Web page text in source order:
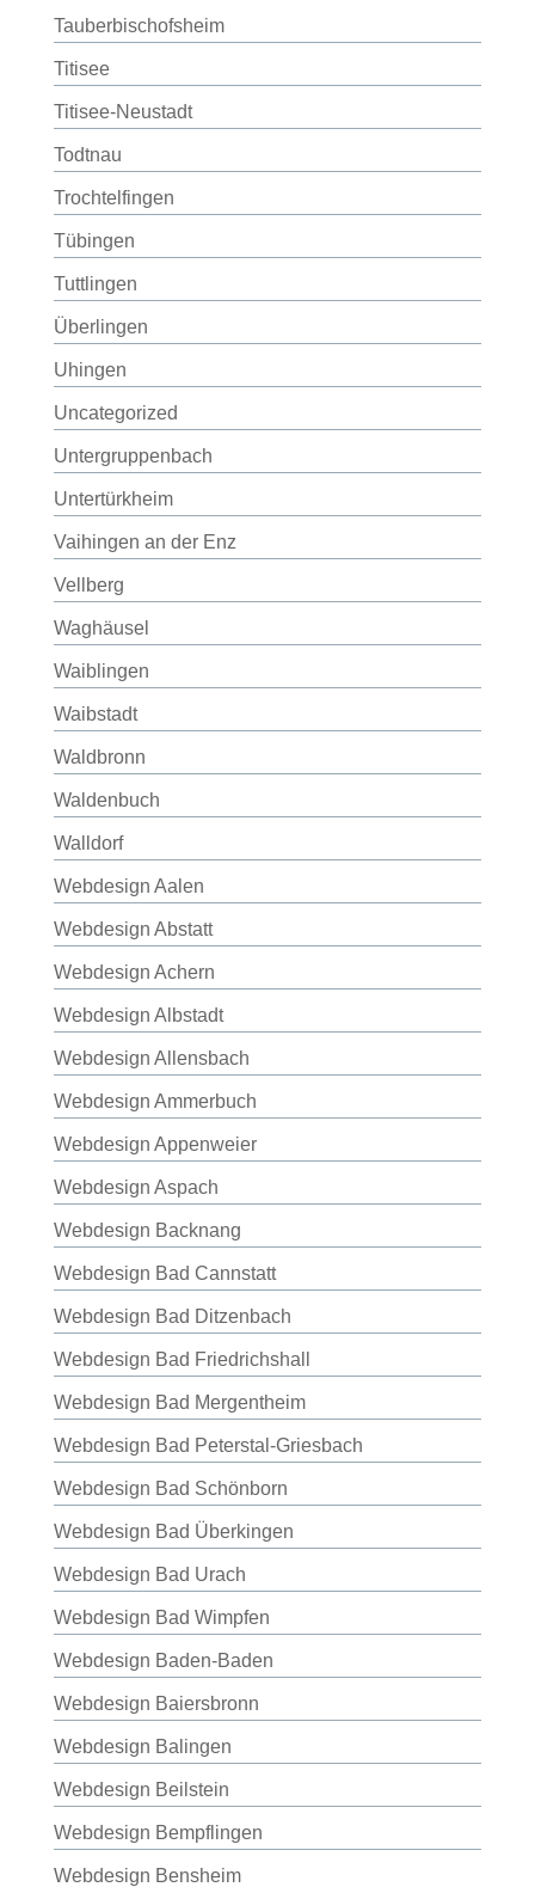
Tauberbischofsheim
Titisee
Titisee-Neustadt
Todtnau
Trochtelfingen
Tübingen
Tuttlingen
Überlingen
Uhingen
Uncategorized
Untergruppenbach
Untertürkheim
Vaihingen an der Enz
Vellberg
Waghäusel
Waiblingen
Waibstadt
Waldbronn
Waldenbuch
Walldorf
Webdesign Aalen
Webdesign Abstatt
Webdesign Achern
Webdesign Albstadt
Webdesign Allensbach
Webdesign Ammerbuch
Webdesign Appenweier
Webdesign Aspach
Webdesign Backnang
Webdesign Bad Cannstatt
Webdesign Bad Ditzenbach
Webdesign Bad Friedrichshall
Webdesign Bad Mergentheim
Webdesign Bad Peterstal-Griesbach
Webdesign Bad Schönborn
Webdesign Bad Überkingen
Webdesign Bad Urach
Webdesign Bad Wimpfen
Webdesign Baden-Baden
Webdesign Baiersbronn
Webdesign Balingen
Webdesign Beilstein
Webdesign Bempflingen
Webdesign Bensheim